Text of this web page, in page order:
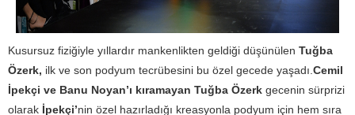
Kusursuz fiziğiyle yıllardır mankenlikten geldiği düşünülen Tuğba
Özerk, ilk ve son podyum tecrübesini bu özel gecede yaşadı. Cemil
İpekçi ve Banu Noyan’ı kıramayan Tuğba Özerk gecenin sürprizi
olarak İpekçi’nin özel hazırladığı kreasyonla podyum için hem sıra